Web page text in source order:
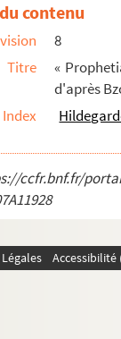
non renseigné]
seu
négociations du
d'Estrades en
finances du
le comte
pièces
contenu
8
Titre
«
d'après
Index
ccfr.bnf.fr/